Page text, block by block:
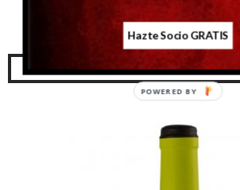
Libalis Semidulce
4,71 €
AÑADIR A CARRITO
Hazte Socio GRATIS